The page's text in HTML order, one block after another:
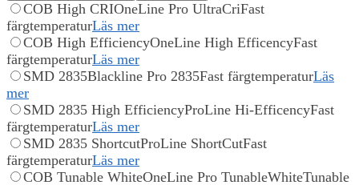
COB High CRIOneLine Pro UltraCriFast
färgtemperaturLäs mer
COB High EfficiencyOneLine High EfficencyFast
färgtemperaturLäs mer
SMD 2835Blackline Pro 2835Fast färgtemperaturLäs
mer
SMD 2835 High EfficiencyProLine Hi-EfficencyFast
färgtemperaturLäs mer
SMD 2835 ShortcutProLine ShortCutFast
färgtemperaturLäs mer
COB Tunable WhiteOneLine Pro TunableWhiteTunable